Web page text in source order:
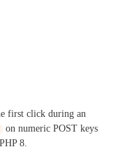
first click during an
on numeric POST keys
8.